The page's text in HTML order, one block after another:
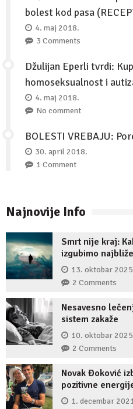
bolest kod pasa
4. maj 2018.
3 Comments
Džulijan Eperli tvrdi:
homoseksualnost i
4. maj 2018.
No comment
BOLESTI VREBAJU:
30. april 2018.
1 Comment
Najnovije Info
Smrt nije kraj:
izgubimo
13. oktobar
2 Comments
Nesavesno
sistem zakaže
10. oktobar
2 Comments
Novak Đoković
pozitivne
1. decembar